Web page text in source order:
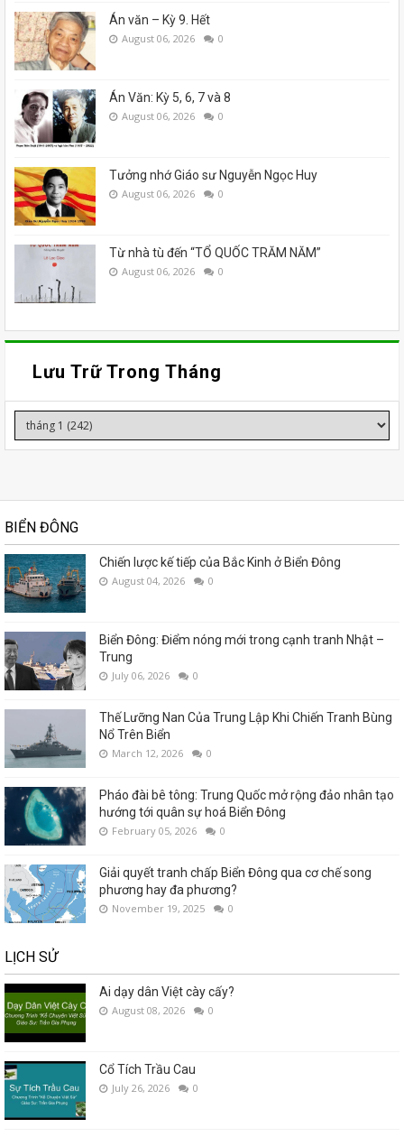
Án văn – Kỳ 9. Hết
August 06, 2026 0
Án Văn: Kỳ 5, 6, 7 và 8
August 06, 2026 0
Tưởng nhớ Giáo sư Nguyễn Ngọc Huy
August 06, 2026 0
Từ nhà tù đến “TỔ QUỐC TRĂM NĂM”
August 06, 2026 0
Lưu Trữ Trong Tháng
BIỂN ĐÔNG
Chiến lược kế tiếp của Bắc Kinh ở Biển Đông
August 04, 2026 0
Biển Đông: Điểm nóng mới trong cạnh tranh Nhật –
Trung
July 06, 2026 0
Thế Lưỡng Nan Của Trung Lập Khi Chiến Tranh Bùng
Nổ Trên Biển
March 12, 2026 0
Pháo đài bê tông: Trung Quốc mở rộng đảo nhân tạo
hướng tới quân sự hoá Biển Đông
February 05, 2026 0
Giải quyết tranh chấp Biển Đông qua cơ chế song
phương hay đa phương?
November 19, 2025 0
LỊCH SỬ
Ai dạy dân Việt cày cấy?
August 08, 2026 0
Cổ Tích Trầu Cau
July 26, 2026 0